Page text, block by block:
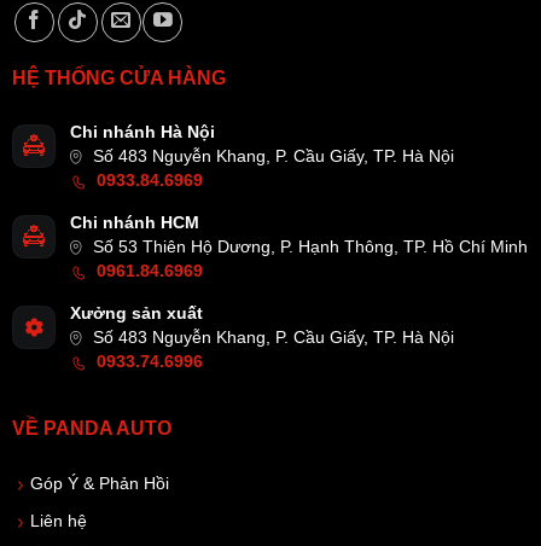
HỆ THỐNG CỬA HÀNG
Chi nhánh Hà Nội
Số 483 Nguyễn Khang, P. Cầu Giấy, TP. Hà Nội
0933.84.6969
Chi nhánh HCM
Số 53 Thiên Hộ Dương, P. Hạnh Thông, TP. Hồ Chí Minh
0961.84.6969
Xưởng sản xuất
Số 483 Nguyễn Khang, P. Cầu Giấy, TP. Hà Nội
0933.74.6996
VỀ PANDA AUTO
Góp Ý & Phản Hồi
Liên hệ